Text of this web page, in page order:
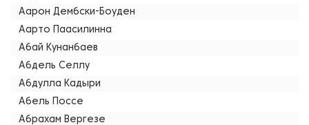
Аарон Дембски-Боуден
Аарто Паасилинна
Абай Кунанбаев
Абдель Селлу
Абдулла Кадыри
Абель Поссе
Абрахам Вергезе